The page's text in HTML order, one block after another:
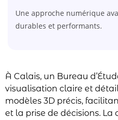
Une approche numérique
durables et performants.
À Calais, un Bureau
visualisation claire et
modèles 3D précis,
et la prise de décisions.